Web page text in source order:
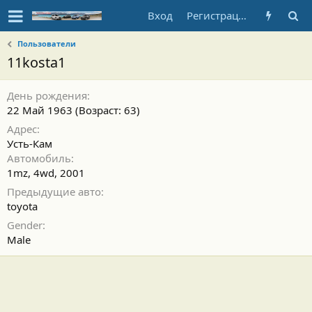
Вход Регистрация
Пользователи
11kosta1
День рождения
22 Май 1963 (Возраст: 63)
Адрес
Усть-Кам
Автомобиль
1mz, 4wd, 2001
Предыдущие авто
toyota
Gender
Male